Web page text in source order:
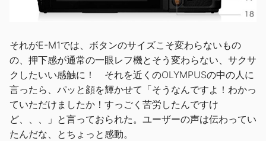
それがE-M1では、ボタンのサイズこそ変わらないもの
の、押下感が通常の一眼レフ機とそう変わらない、サクサ
クしたいい感触に！ それを近くのOLYMPUSの中の人に
言ったら、パッと顔を輝かせて「そうなんですよ！わかっ
ていただけましたか！すっごく苦労したんですけ
ど、、、」と言っておられた。ユーザーの声は伝わってい
たんだな、とちょっと感動。